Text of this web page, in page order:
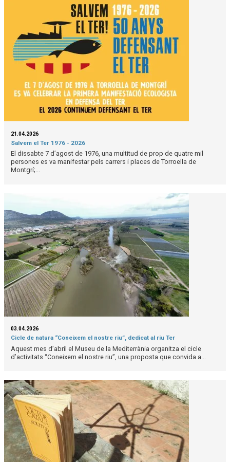
21.04.2026
Salvem el Ter 1976 - 2026
El dissabte 7 d’agost de 1976, una multitud de prop de quatre mil
persones es va manifestar pels carrers i places de Torroella de
Montgrí;...
03.04.2026
Cicle de natura “Coneixem el nostre riu”, dedicat al riu Ter
Aquest mes d’abril el Museu de la Mediterrània organitza el cicle
d’activitats “Coneixem el nostre riu”, una proposta que convida a...